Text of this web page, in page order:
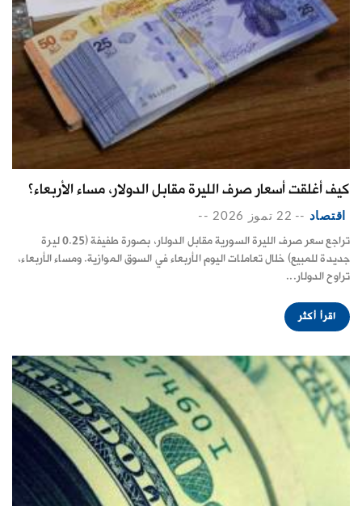
كيف أغلقت أسعار صرف الليرة مقابل الدولار، مساء الأربعاء؟
اقتصاد -- 22 تموز 2026 --
تراجع سعر صرف الليرة السورية مقابل الدولار، بصورة طفيفة (0.25 ليرة
جديدة للمبيع) خلال تعاملات اليوم الأربعاء في السوق الموازية. ومساء الأربعاء،
تراوح الدولار...
اقرأ أكثر